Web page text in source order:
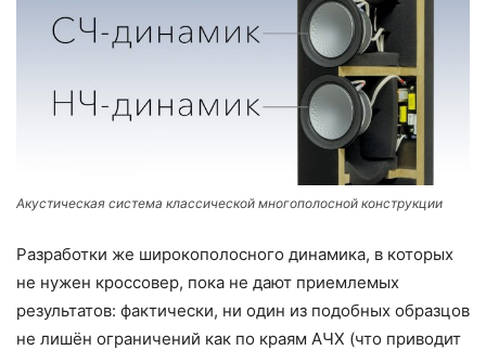
Акустическая система классической многополосной конструкции
Разработки же широкополосного динамика, в которых
не нужен кроссовер, пока не дают приемлемых
результатов: фактически, ни один из подобных образцов
не лишён ограничений как по краям АЧХ (что приводит